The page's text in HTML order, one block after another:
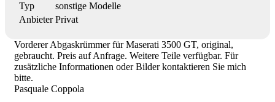
Typ
sonstige Modelle
Anbieter Privat
Vorderer Abgaskrümmer für Maserati 3500 GT, original,
gebraucht. Preis auf Anfrage. Weitere Teile verfügbar. Für
zusätzliche Informationen oder Bilder kontaktieren Sie mich
bitte.
Pasquale Coppola